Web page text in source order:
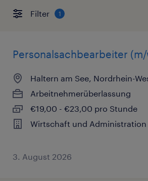
Filter 1
Personalsachbearbeiter
Haltern am See, Nordrhein-
Arbeitnehmerüberlassung
€19,00 - €23,00 pro Stunde
Wirtschaft und Administration
3. August 2026